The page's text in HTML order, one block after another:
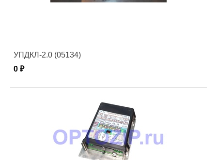
УПДКЛ-2.0 (05134)
0 ₽